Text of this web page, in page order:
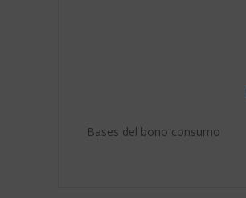
Bases del bono consumo